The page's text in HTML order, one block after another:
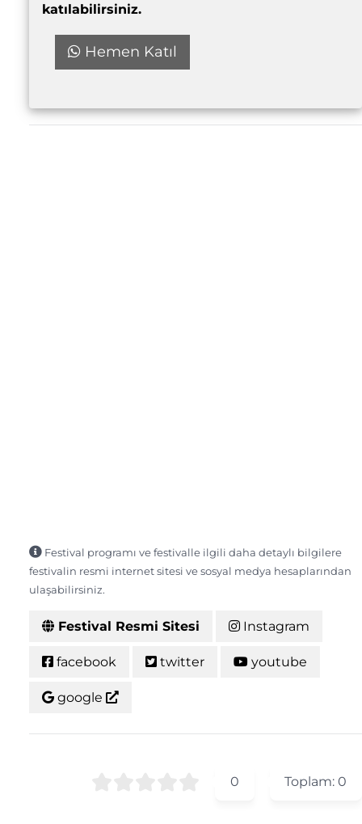
katılabilirsiniz.
Hemen Katıl
Festival programı ve festivalle ilgili daha detaylı bilgilere
festivalin resmi internet sitesi ve sosyal medya hesaplarından
ulaşabilirsiniz.
Festival Resmi Sitesi Instagram
facebook twitter youtube
google
0 Toplam: 0